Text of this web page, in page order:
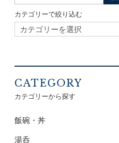
カテゴリーで絞り込む
CATEGORY
カテゴリーから探す
飯碗・丼
湯呑